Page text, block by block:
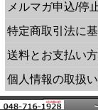
メルマガ申込/停
特定商取引法に
送料とお支払い
個人情報の取扱